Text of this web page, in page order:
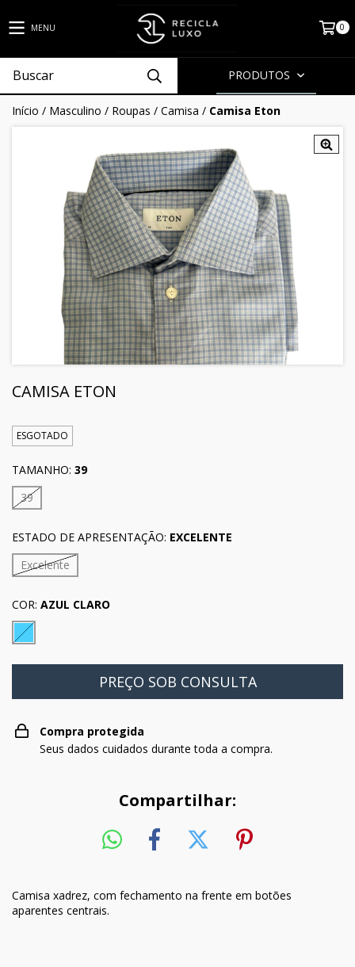
MENU 0
PRODUTOS
Início / Masculino / Roupas / Camisa / Camisa Eton
CAMISA ETON
ESGOTADO
TAMANHO: 39
39
ESTADO DE APRESENTAÇÃO: EXCELENTE
Excelente
COR: AZUL CLARO
Compra protegida
Seus dados cuidados durante toda a compra.
Compartilhar:
Camisa xadrez, com fechamento na frente em botões
aparentes centrais.